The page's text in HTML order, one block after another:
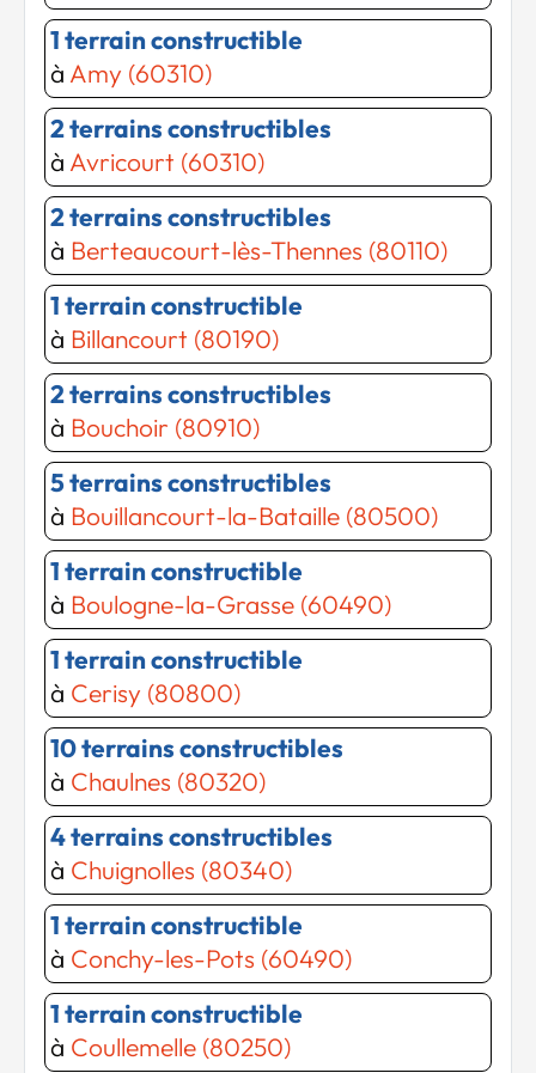
Chargement...
Chargement...
1 terrain constructible
à Amy (60310)
2 terrains constructibles
à Avricourt (60310)
2 terrains constructibles
à Berteaucourt-lès-Thennes (80110)
1 terrain constructible
à Billancourt (80190)
2 terrains constructibles
à Bouchoir (80910)
5 terrains constructibles
à Bouillancourt-la-Bataille (80500)
1 terrain constructible
à Boulogne-la-Grasse (60490)
1 terrain constructible
à Cerisy (80800)
10 terrains constructibles
à Chaulnes (80320)
4 terrains constructibles
à Chuignolles (80340)
1 terrain constructible
à Conchy-les-Pots (60490)
1 terrain constructible
à Coullemelle (80250)